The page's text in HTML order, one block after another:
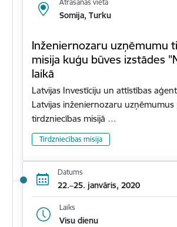
Atrašanās vieta
Somija, Turku
Inženiernozaru uzņēmumu
misija kuģu būves izstādes
laikā
Latvijas Investīciju un attīstības
Latvijas inženiernozaru uzņēmumus
tirdzniecības misijā …
Tirdzniecības misija
Datums
22.–25. janvāris, 2020
Laiks
Visu dienu